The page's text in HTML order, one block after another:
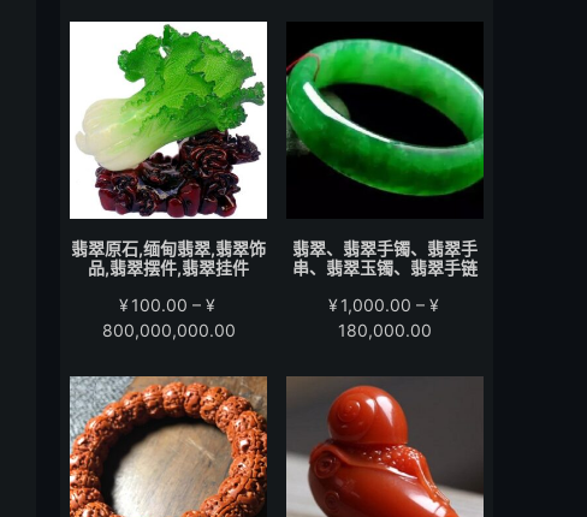
范
¥200.00
至
¥15,000.00
范
至
¥58,000.00
翡翠原石,缅甸翡翠,翡翠饰
品,翡翠摆件,翡翠挂件
¥100.00 – ¥
800,000,000.00价
范
围：
¥100.00
至
¥800,000,000.00
翡翠、翡翠手镯、翡翠手
串、翡翠玉镯、翡翠手链
¥1,000.00 – ¥
180,000.00
范
¥180,000.00